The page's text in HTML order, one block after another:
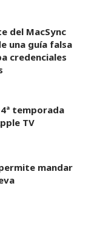
del MacSync
una guía falsa
credenciales
temporada
TV
mandar